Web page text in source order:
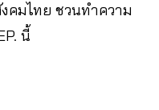
คมไทย ชวนทำความ
นี้